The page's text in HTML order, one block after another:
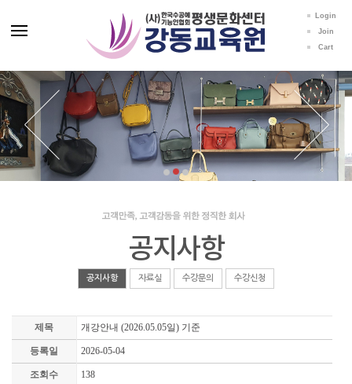
Login
Join
Cart
공지사항
공지사항 자료실 수강문의 수강신청
제목 개강안내 (2026.05.05일) 기준
등록일 2026-05-04
조회수 138